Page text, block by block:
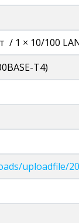
/ 1 × 10/100
T4)
uploadfile/